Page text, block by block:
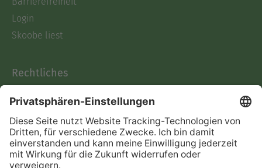
Login
Skoobe liest
Rechtliches
AGB
Informationen nach Data
Act
Verträge hier kündigen